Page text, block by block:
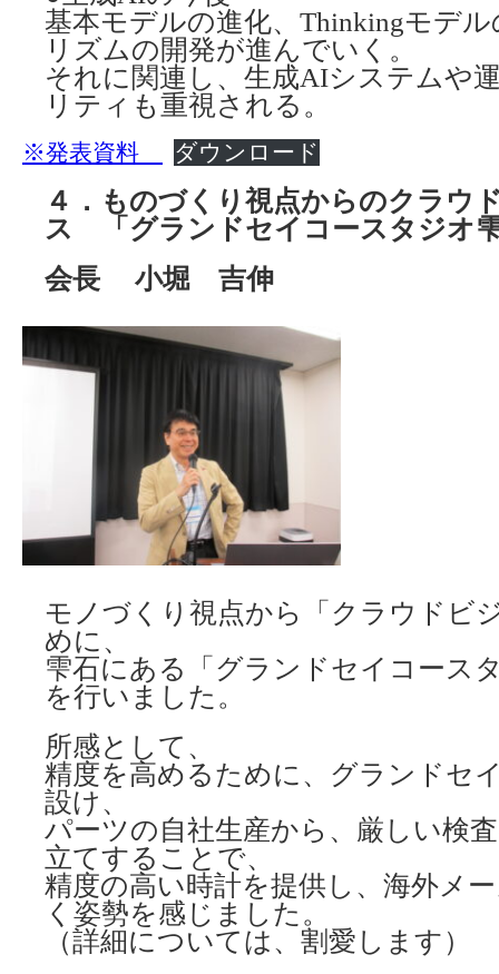
基本モデルの進化、Thinkingモデ
リズムの開発が進んでいく。
それに関連し、生成AIシステムや
リティも重視される。
※発表資料 ダウンロード
４．ものづくり視点からのクラウ
ス
「グランドセイコースタジオ
会長 小堀 吉伸
モノづくり視点から「クラウドビ
めに、
雫石にある「グランドセイコース
を行いました。
所感として、
精度を高めるために、グランドセ
設け、
パーツの自社生産から、厳しい検
立てすることで、
精度の高い時計を提供し、海外メ
く姿勢を感じました。
（詳細については、割愛します）